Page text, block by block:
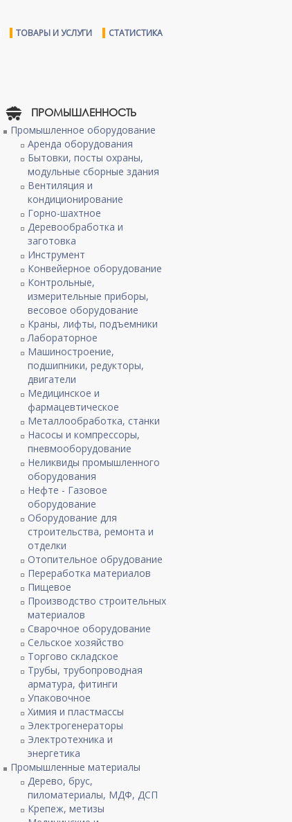
ТОВАРЫ И УСЛУГИ СТАТИСТИКА
ПРОМЫШЛЕННОСТЬ
Промышленное оборудование
Аренда оборудования
Бытовки, посты охраны,
модульные сборные здания
Вентиляция и
кондиционирование
Горно-шахтное
Деревообработка и
заготовка
Инструмент
Конвейерное оборудование
Контрольные,
измерительные приборы,
весовое оборудование
Краны, лифты, подъемники
Лабораторное
Машиностроение,
подшипники, редукторы,
двигатели
Медицинское и
фармацевтическое
Металлообработка, станки
Насосы и компрессоры,
пневмооборудование
Неликвиды промышленного
оборудования
Нефте - Газовое
оборудование
Оборудование для
строительства, ремонта и
отделки
Отопительное обрудование
Переработка материалов
Пищевое
Производство строительных
материалов
Сварочное оборудование
Сельское хозяйство
Торгово складское
Трубы, трубопроводная
арматура, фитинги
Упаковочное
Химия и пластмассы
Электрогенераторы
Электротехника и
энергетика
Промышленные материалы
Дерево, брус,
пиломатериалы, МДФ, ДСП
Крепеж, метизы